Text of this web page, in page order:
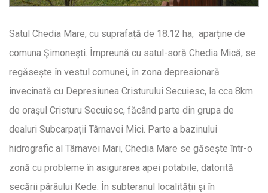
Satul Chedia Mare, cu suprafață de 18.12 ha, aparține de
comuna Şimoneşti. Împreună cu satul-soră Chedia Mică, se
regăsește în vestul comunei, în zona depresionară
învecinată cu Depresiunea Cristurului Secuiesc, la cca 8km
de oraşul Cristuru Secuiesc, făcând parte din grupa de
dealuri Subcarpații Târnavei Mici. Parte a bazinului
hidrografic al Târnavei Mari, Chedia Mare se găsește într-o
zonă cu probleme în asigurarea apei potabile, datorită
secării pârâului Kede. În subteranul localității şi în